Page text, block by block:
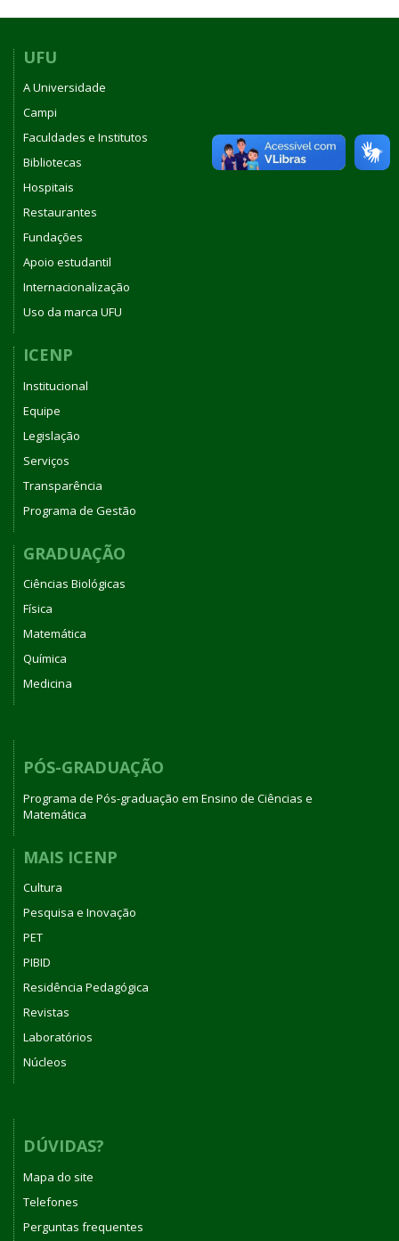
UFU
A Universidade
Campi
Faculdades e Institutos
Bibliotecas
Hospitais
Restaurantes
Fundações
Apoio estudantil
Internacionalização
Uso da marca UFU
ICENP
Institucional
Equipe
Legislação
Serviços
Transparência
Programa de Gestão
GRADUAÇÃO
Ciências Biológicas
Física
Matemática
Química
Medicina
PÓS-GRADUAÇÃO
Programa de Pós-graduação em Ensino de Ciências e
Matemática
MAIS ICENP
Cultura
Pesquisa e Inovação
PET
PIBID
Residência Pedagógica
Revistas
Laboratórios
Núcleos
DÚVIDAS?
Mapa do site
Telefones
Perguntas frequentes